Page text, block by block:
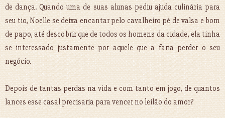
de dança. Quando uma de suas alunas pediu ajuda culinária para
seu tio, Noelle se deixa encantar pelo cavalheiro pé de valsa e bom
de papo, até descobrir que de todos os homens da cidade, ela tinha
se interessado justamente por aquele que a faria perder o seu
negócio.
Depois de tantas perdas na vida e com tanto em jogo, de quantos
lances esse casal precisaria para vencer no leilão do amor?